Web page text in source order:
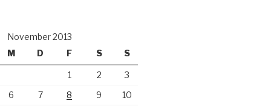
November 2013
M D F S S
1 2
3
6 7 8 9
10